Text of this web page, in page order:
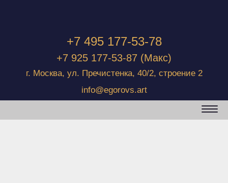
+7 495 177-53-78
+7 925 177-53-87 (Макс)
г. Москва, ул. Пречистенка, 40/2, строение 2
info@egorovs.art